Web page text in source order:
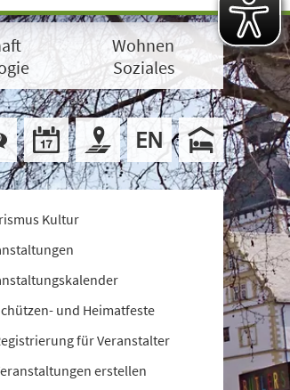
Wohnen
Soziales
Kultur
und Heimatfeste
für Veranstalter
erstellen